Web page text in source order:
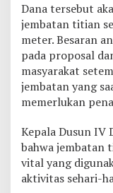
e
h
b
i
l
i
a
i
J
e
b
Dana tersebut
jembatan titian
meter. Besaran
pada proposal
masyarakat
jembatan yang
memerlukan
Kepala Dusun IV
bahwa jembatan
vital yang
aktivitas sehari-